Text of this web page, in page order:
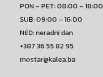
PON – PET: 08:00 – 18:00
SUB: 09:00 – 16:00
NED: neradni dan
+387 36 55 82 95
mostar@kalea.ba